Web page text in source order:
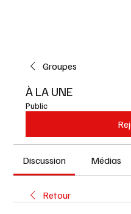
Groupes
À LA UNE
Public
Discussion Médias
Retour